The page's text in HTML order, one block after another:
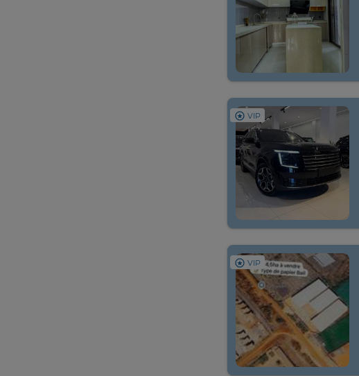
VIP
VIP